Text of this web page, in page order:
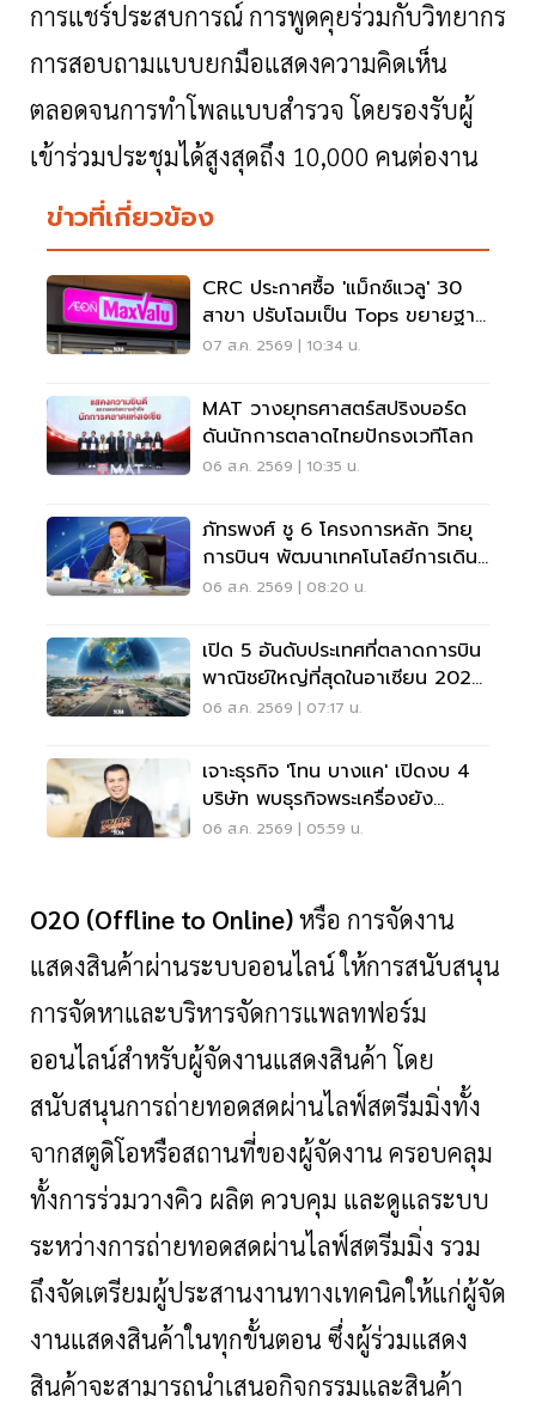
การแชร์ประสบการณ์ การพูดคุยร่วมกับวิทยากร
การสอบถามแบบยกมือแสดงความคิดเห็น
ตลอดจนการทำโพลแบบสำรวจ โดยรองรับผู้
เข้าร่วมประชุมได้สูงสุดถึง 10,000 คนต่องาน
ข่าวที่เกี่ยวข้อง
CRC ประกาศซื้อ 'แม็กซ์แวลู' 30
สาขา ปรับโฉมเป็น Tops ขยายฐาน
ลูกค้าเพิ่ม 9 แสนราย
07 ส.ค. 2569 | 10:34 น.
MAT วางยุทธศาสตร์สปริงบอร์ด
ดันนักการตลาดไทยปักธงเวทีโลก
06 ส.ค. 2569 | 10:35 น.
ภัทรพงศ์ ชู 6 โครงการหลัก วิทยุ
การบินฯ พัฒนาเทคโนโลยีการเดิน
อากาศ การบินยุคใหม่
06 ส.ค. 2569 | 08:20 น.
เปิด 5 อันดับประเทศที่ตลาดการบิน
พาณิชย์ใหญ่ที่สุดในอาเซียน 2026
เวียดนามแซงไทยแล้ว
06 ส.ค. 2569 | 07:17 น.
เจาะธุรกิจ 'โทน บางแค' เปิดงบ 4
บริษัท พบธุรกิจพระเครื่องยัง
ขาดทุน
06 ส.ค. 2569 | 05:59 น.
O2O (Offline to Online)หรือ การจัดงาน
แสดงสินค้าผ่านระบบออนไลน์ ให้การสนับสนุน
การจัดหาและบริหารจัดการแพลทฟอร์ม
ออนไลน์สำหรับผู้จัดงานแสดงสินค้า โดย
สนับสนุนการถ่ายทอดสดผ่านไลฟ์สตรีมมิ่งทั้ง
จากสตูดิโอหรือสถานที่ของผู้จัดงาน ครอบคลุม
ทั้งการร่วมวางคิว ผลิต ควบคุม และดูแลระบบ
ระหว่างการถ่ายทอดสดผ่านไลฟ์สตรีมมิ่ง รวม
ถึงจัดเตรียมผู้ประสานงานทางเทคนิคให้แก่ผู้จัด
งานแสดงสินค้าในทุกขั้นตอน ซึ่งผู้ร่วมแสดง
สินค้าจะสามารถนำเสนอกิจกรรมและสินค้า